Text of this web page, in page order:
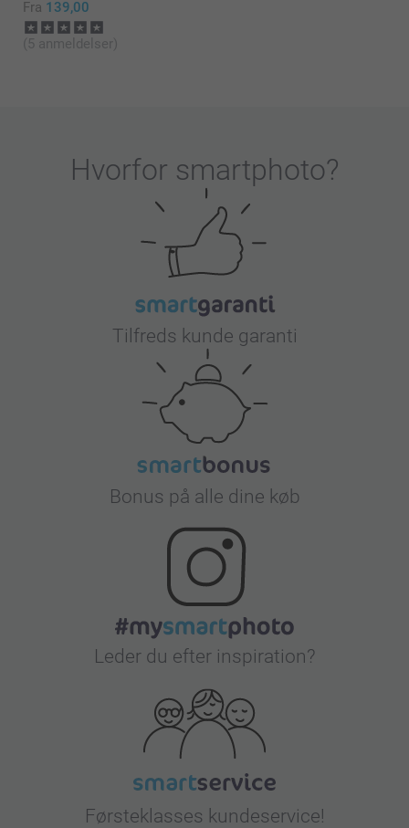
Fra 139,00
(5 anmeldelser)
Hvorfor smartphoto?
Tilfreds kunde garanti
Bonus på alle dine køb
Leder du efter inspiration?
Førsteklasses kundeservice!